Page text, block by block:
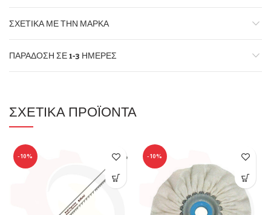
ΣΧΕΤΙΚΆ ΜΕ ΤΗΝ ΜΆΡΚΑ
ΠΑΡΆΔΟΣΗ ΣΕ 1-3 ΗΜΈΡΕΣ
ΣΧΕΤΙΚΆ ΠΡΟΪΌΝΤΑ
-10% -10%